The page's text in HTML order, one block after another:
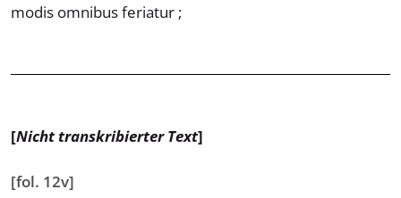
modis omnibus feriatur ;
[Nicht transkribierter Text]
[fol. 12v]